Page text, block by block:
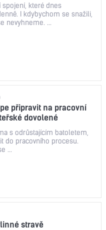
spojení, které dnes
I kdybychom se snažili,
nevyhneme. ...
připravit na pracovní
dovolené
s odrůstajícím batoletem,
do pracovního procesu.
...
stravě